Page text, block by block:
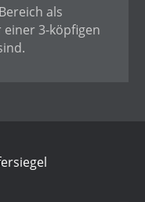
als
3-köpfigen